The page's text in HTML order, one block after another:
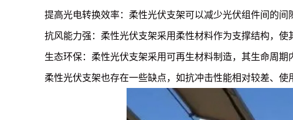
提高光电转换效率：柔性光伏支架可以减少光伏组件间的间
抗风能力强：柔性光伏支架采用柔性材料作为支撑结构，
生态环保：柔性光伏支架采用可再生材料制造，其生命周
柔性光伏支架也存在一些缺点，如抗冲击性能相对较差、